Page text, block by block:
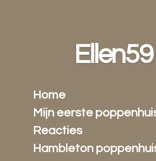
Ellen59
Home
Mijn eerste
Reacties
Hambleton